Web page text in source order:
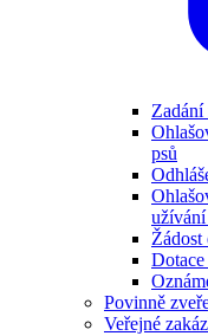
Zadání
psů
užívání
Povinně
Veřejné